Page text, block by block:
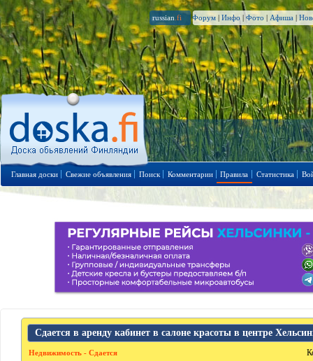
russian .fi Форум | Инфо | Фото | Афиша |
Главная доски Свежие объявления Поиск Комментарии Правила Статистика
Сдается в аренду кабинет в салоне красоты в центре
Недвижимость - Сдается